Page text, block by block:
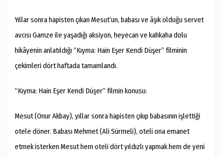
Yıllar sonra hapisten çıkan Mesut’un, babası ve âşık olduğu servet
avcısı Gamze ile yaşadığı aksiyon, heyecan ve kahkaha dolu
hikâyenin anlatıldığı “Kıyma: Hain Eşer Kendi Düşer” filminin
çekimleri dört haftada tamamlandı.
“Kıyma: Hain Eşer Kendi Düşer” filmin konusu:
Mesut (Onur Akbay), yıllar sonra hapisten çıkıp babasının işlettiği
otele döner. Babası Mehmet (Ali Sürmeli), oteli ona emanet
etmek isterken Mesut hem oteli dört yıldızlı yapmak hem de yeni